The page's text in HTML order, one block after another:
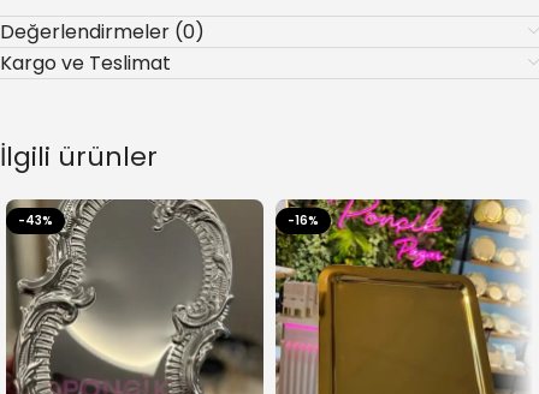
Değerlendirmeler (0)
Kargo ve Teslimat
İlgili ürünler
-43% -16%